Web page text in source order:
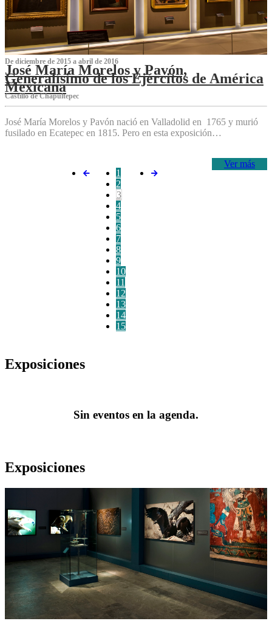
De diciembre de 2015 a abril de 2016
José María Morelos y Pavón,
Generalísimo de los Ejércitos de América
Mexicana
C‌astillo de Chapultepec
José María Morelos y Pavón nació en Valladolid en 1765 y murió
fusilado en Ecatepec en 1815. Pero en esta exposición…
Ver más
1
2
3
4
5
6
7
8
9
10
11
12
13
14
15
Exposiciones
Sin eventos en la agenda.
Exposiciones